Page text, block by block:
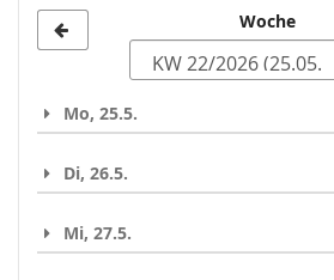
zur
auswählen
Woche
Mo, 25.5.
Di, 26.5.
Mi, 27.5.